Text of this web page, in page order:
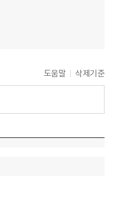
도움말 삭제기준